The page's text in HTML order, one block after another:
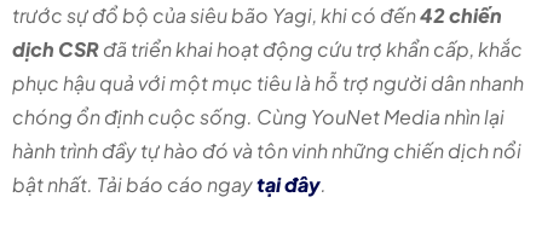
trước sự đổ bộ của siêu bão Yagi, khi có đến42 chiến
dịch CSRđã triển khai hoạt động cứu trợ khẩn cấp, khắc
phục hậu quả với một mục tiêu là hỗ trợ người dân nhanh
chóng ổn định cuộc sống. Cùng YouNet Media nhìn lại
hành trình đầy tự hào đó và tôn vinh những chiến dịch nổi
bật nhất. Tải báo cáo ngaytại đây.